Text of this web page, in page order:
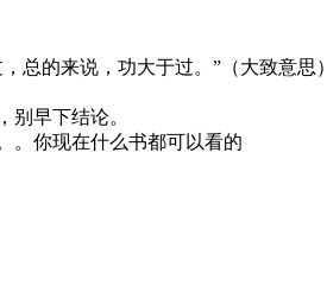
总的来说，功大于过。”（大致意思）
别早下结论。
。你现在什么书都可以看的